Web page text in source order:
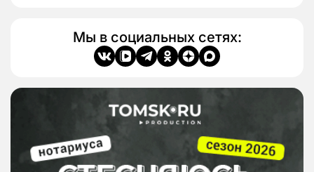
Мы в социальных сетях: